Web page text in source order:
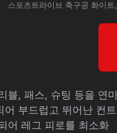
스포츠트라이브 축구공 화이트
블, 패스, 슈팅 등을 연
어 부드럽고 뛰어난 컨
어 레그 피로를 최소화